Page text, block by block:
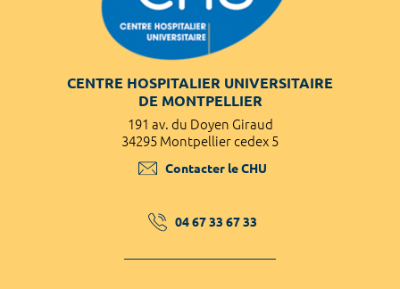
CENTRE HOSPITALIER UNIVERSITAIRE
DE MONTPELLIER
191 av. du Doyen Giraud
34295 Montpellier cedex 5
Contacter le CHU
04 67 33 67 33